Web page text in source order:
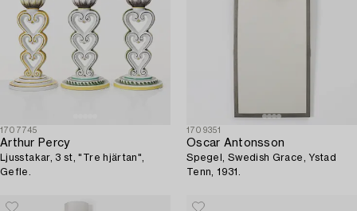
1707745
Arthur Percy
Ljusstakar, 3 st, "Tre hjärtan",
Gefle.
1709351
Oscar Antonsson
Spegel, Swedish Grace, Ystad
Tenn, 1931.